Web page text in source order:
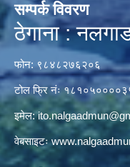
सम्पर्क विवरण
ठेगाना :
फोन: ९८४८२७६२०६
टोल फ्रि नंः
इमेल:
वेबसाइटः